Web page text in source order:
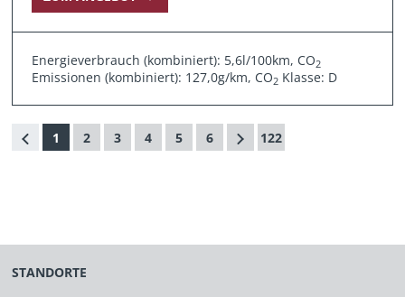
Energieverbrauch (kombiniert): 5,6l/100km, CO2
Emissionen (kombiniert): 127,0g/km, CO2 Klasse: D
1 2 3 4 5 6 122
STANDORTE